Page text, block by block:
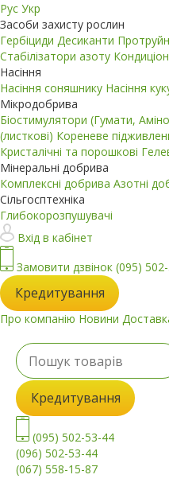
Рус Укр
Засоби захисту рослин
Гербіциди Десиканти
Стабілізатори азоту
Насіння
Насіння соняшнику Насіння
Мікродобрива
Біостимулятори (Гумати,
(листкові) Кореневе
Кристалічні та порошкові
Мінеральні добрива
Комплексні добрива Азотні
Сільгосптехніка
Глибокорозпушувачі
Вхід в кабінет
Замовити дзвінок (095)
Кредитування
Про компанію Новини
Кредитування
(095) 502-53-44
(096) 502-53-44
(067) 558-15-87